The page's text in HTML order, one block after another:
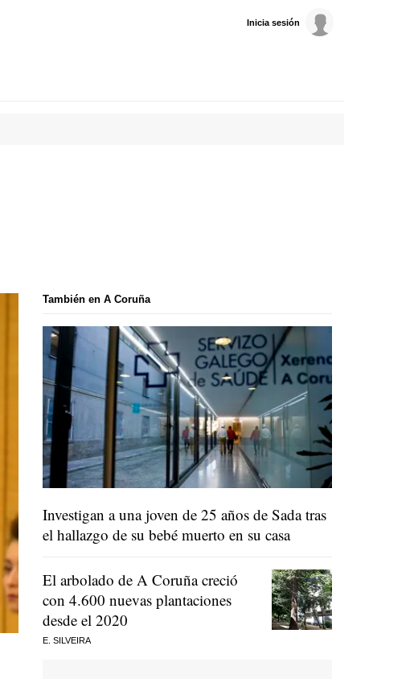
Inicia sesión
También en A Coruña
Investigan a una joven de 25 años de Sada tras
el hallazgo de su bebé muerto en su casa
El arbolado de A Coruña creció
con 4.600 nuevas plantaciones
desde el 2020
E. SILVEIRA